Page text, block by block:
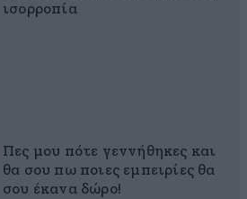
ισορροπία
Πες μου πότε γεννήθηκες και
θα σου πω ποιες εμπειρίες θα
σου έκανα δώρο!